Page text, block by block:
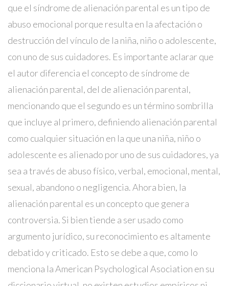
que el síndrome de alienación parental es un tipo de
abuso emocional porque resulta en la afectación o
destrucción del vínculo de la niña, niño o adolescente,
con uno de sus cuidadores. Es importante aclarar que
el autor diferencia el concepto de síndrome de
alienación parental, del de alienación parental,
mencionando que el segundo es un término sombrilla
que incluye al primero, definiendo alienación parental
como cualquier situación en la que una niña, niño o
adolescente es alienado por uno de sus cuidadores, ya
sea a través de abuso físico, verbal, emocional, mental,
sexual, abandono o negligencia. Ahora bien, la
alienación parental es un concepto que genera
controversia. Si bien tiende a ser usado como
argumento jurídico, su reconocimiento es altamente
debatido y criticado. Esto se debe a que, como lo
menciona la American Psychological Asociation en su